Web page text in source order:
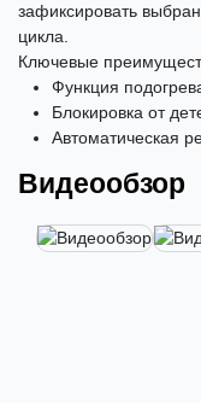
зафиксировать
цикла.
Ключевые
Функция
Блокировка от
Автоматическая
Видеообзор